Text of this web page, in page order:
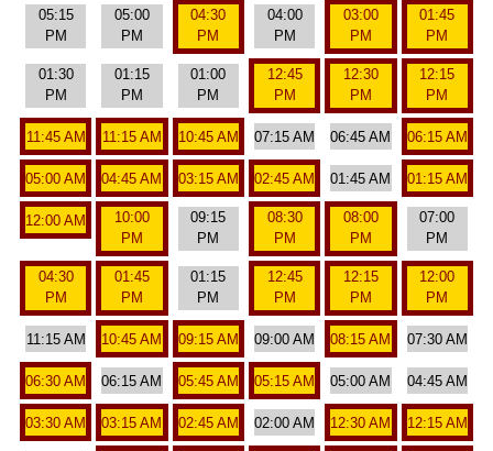
05:15
PM
05:00
PM
04:30
PM
04:00
PM
03:00
PM
01:45
PM
01:30
PM
01:15
PM
01:00
PM
12:45
PM
12:30
PM
12:15
PM
11:45 AM 11:15 AM 10:45 AM 07:15 AM 06:45 AM 06:15 AM
05:00 AM 04:45 AM 03:15 AM 02:45 AM 01:45 AM 01:15 AM
12:00 AM
10:00
PM
09:15
PM
08:30
PM
08:00
PM
07:00
PM
04:30
PM
01:45
PM
01:15
PM
12:45
PM
12:15
PM
12:00
PM
11:15 AM 10:45 AM 09:15 AM 09:00 AM 08:15 AM 07:30 AM
06:30 AM 06:15 AM 05:45 AM 05:15 AM 05:00 AM 04:45 AM
03:30 AM 03:15 AM 02:45 AM 02:00 AM 12:30 AM 12:15 AM